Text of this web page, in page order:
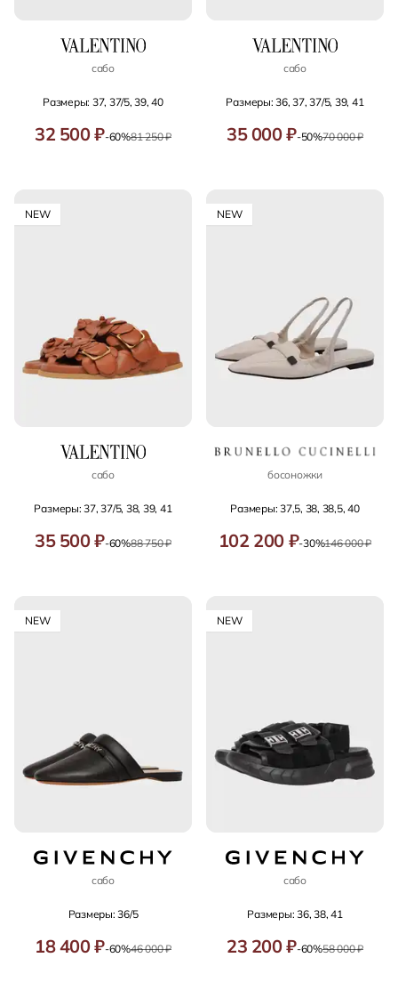
сабо
Размеры: 37, 37/5, 39, 40
32 500 ₽-60%81 250 ₽
сабо
Размеры: 36, 37, 37/5, 39, 41
35 000 ₽-50%70 000 ₽
NEW
сабо
Размеры: 37, 37/5, 38, 39, 41
35 500 ₽-60%88 750 ₽
NEW
босоножки
Размеры: 37,5, 38, 38,5, 40
102 200 ₽-30%146 000 ₽
NEW
сабо
Размеры: 36/5
18 400 ₽-60%46 000 ₽
NEW
сабо
Размеры: 36, 38, 41
23 200 ₽-60%58 000 ₽